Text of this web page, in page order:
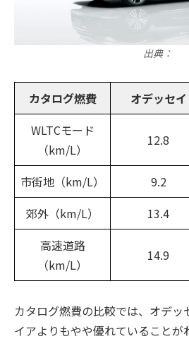
出典：
カタログ燃費 オデッセイ
WLTCモード
（km/L）
12.8
市街地（km/L） 9.2
郊外（km/L）
13.4
高速道路
（km/L）
14.9
カタログ燃費の比較では、オデッ
イアよりもやや優れていることが